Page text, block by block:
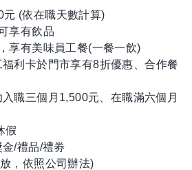
(依在職天數計算)
享有飲品
享有美味員工餐(一餐一飲)
利卡於門市享有8折優惠、合作餐
職三個月1,500元、在職滿六個月
假
/禮品/禮劵
，依照公司辦法)